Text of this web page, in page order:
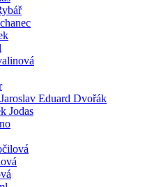
Eduard Dvořák
Jodas